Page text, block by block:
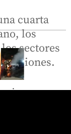
cuarta
los
sectores